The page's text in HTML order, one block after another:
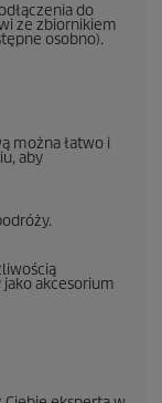
do
ze zbiornikiem
osobno).
można łatwo i
aby
akcesorium